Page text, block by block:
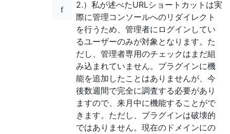
2.）私が述べたURLショートカットは実
際に管理コンソールへのリダイレクト
を行うため、管理者にログインしてい
るユーザーのみが対象となります。た
だし、管理者専用のチェックはまだ組
み込まれていません。プラグインに機
能を追加したことはありませんが、今
後数週間で完全に調査する必要があり
ますので、来月中に機能することがで
きます。ただし、プラグインは破壊的
ではありません。現在のドメインにの